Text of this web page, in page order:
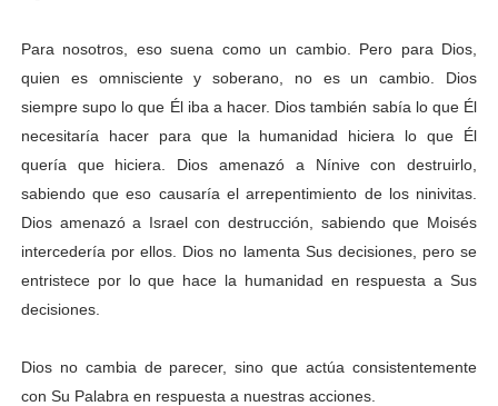
Para nosotros, eso suena como un cambio. Pero para Dios,
quien es omnisciente y soberano, no es un cambio. Dios
siempre supo lo que Él iba a hacer. Dios también sabía lo que Él
necesitaría hacer para que la humanidad hiciera lo que Él
quería que hiciera. Dios amenazó a Nínive con destruirlo,
sabiendo que eso causaría el arrepentimiento de los ninivitas.
Dios amenazó a Israel con destrucción, sabiendo que Moisés
intercedería por ellos. Dios no lamenta Sus decisiones, pero se
entristece por lo que hace la humanidad en respuesta a Sus
decisiones.
Dios no cambia de parecer, sino que actúa consistentemente
con Su Palabra en respuesta a nuestras acciones.